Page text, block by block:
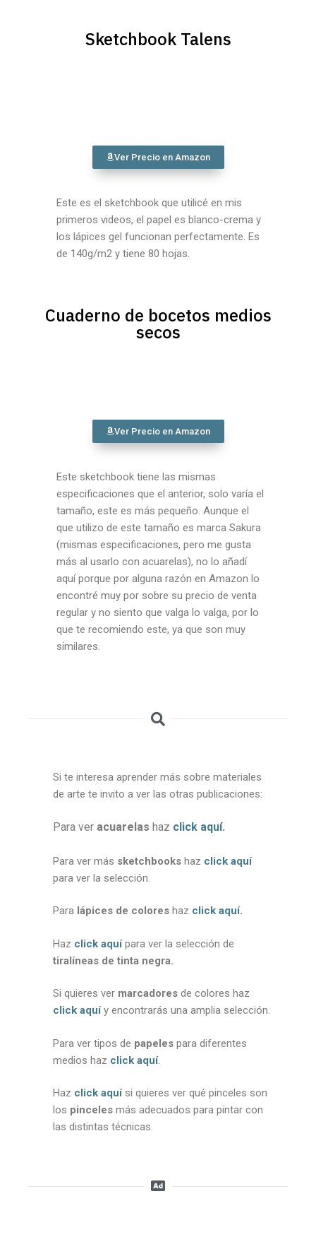
Sketchbook Talens
Ver Precio en Amazon
Este es el sketchbook que utilicé en mis
primeros videos, el papel es blanco-crema y
los lápices gel funcionan perfectamente. Es
de 140g/m2 y tiene 80 hojas.
Cuaderno de bocetos medios
secos
Ver Precio en Amazon
Este sketchbook tiene las mismas
especificaciones que el anterior, solo varía el
tamaño, este es más pequeño. Aunque el
que utilizo de este tamaño es marca Sakura
(mismas especificaciones, pero me gusta
más al usarlo con acuarelas), no lo añadí
aquí porque por alguna razón en Amazon lo
encontré muy por sobre su precio de venta
regular y no siento que valga lo valga, por lo
que te recomiendo este, ya que son muy
similares.
Si te interesa aprender más sobre materiales
de arte te invito a ver las otras publicaciones:
Para ver acuarelas haz click aquí.
Para ver más sketchbooks haz click aquí
para ver la selección.
Para lápices de colores haz click aquí.
Haz click aquípara ver la selección de
tiralíneas de tinta negra.
Si quieres ver marcadores de colores haz
click aquíy encontrarás una amplia selección.
Para ver tipos de papeles para diferentes
medios haz click aquí.
Haz click aquí si quieres ver qué pinceles son
los pinceles más adecuados para pintar con
las distintas técnicas.